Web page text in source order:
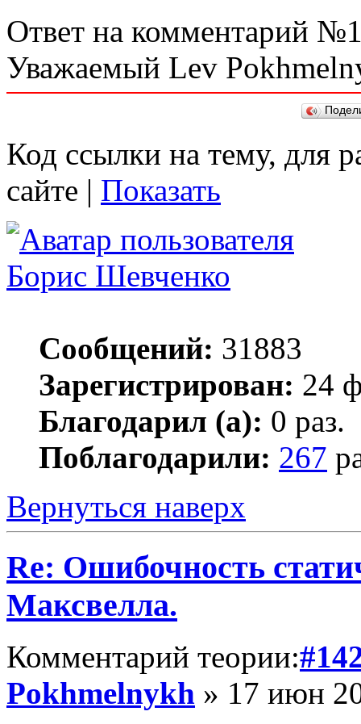
Ответ на комментарий
Уважаемый Lev
Код ссылки на тему, для
сайте | Показать
Борис Шевченко
Сообщений: 31883
Зарегистрирован: 24
Благодарил (а): 0 раз.
Поблагодарили: 267
Вернуться наверх
Re: Ошибочность
Максвелла.
Комментарий теории:
Pokhmelnykh » 17 июн